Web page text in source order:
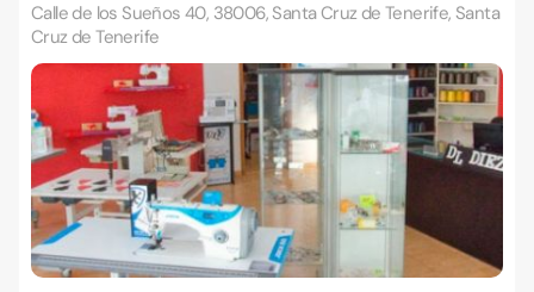
Calle de los Sueños 40, 38006, Santa Cruz de Tenerife, Santa
Cruz de Tenerife